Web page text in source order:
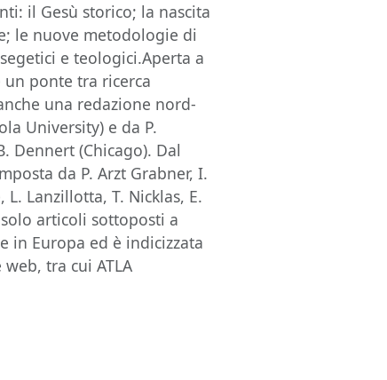
il Gesù storico; la nascita
le nuove metodologie di
e teologici.Aperta a
ponte tra ricerca
una redazione nord-
University) e da P.
Dennert (Chicago). Dal
da P. Arzt Grabner, I.
L. Lanzillotta, T. Nicklas, E.
articoli sottoposti a
in Europa ed è indicizzata
tra cui ATLA